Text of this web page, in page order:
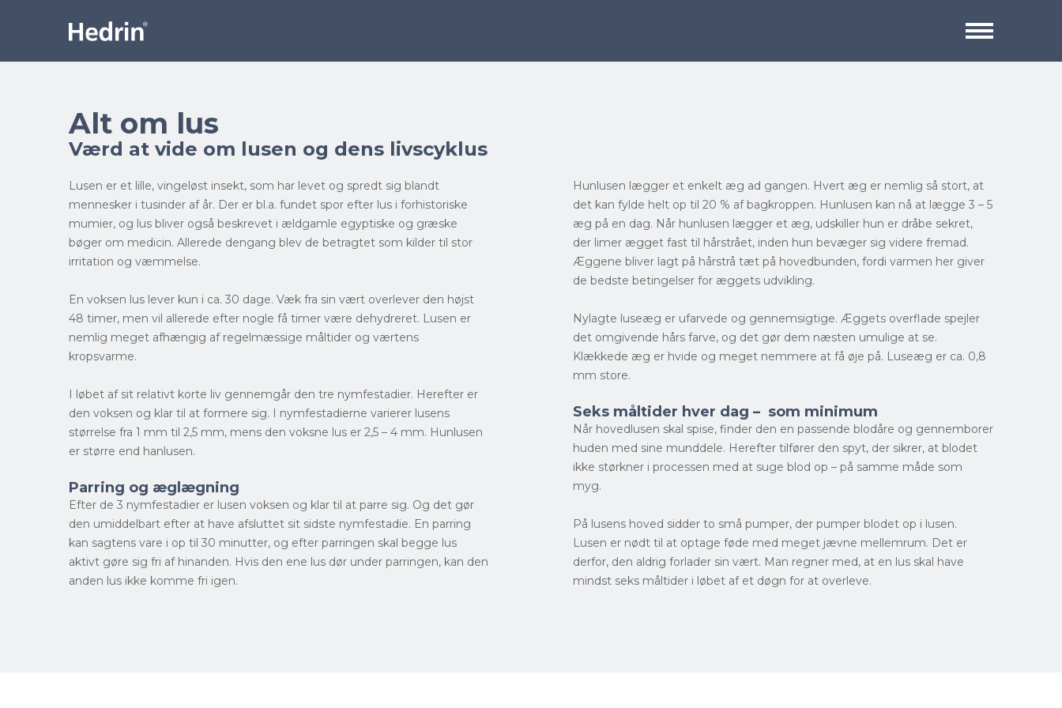
Alt om lus
Værd at vide om lusen og dens livscyklus
Lusen er et lille, vingeløst insekt, som har levet og spredt sig blandt
mennesker i tusinder af år. Der er bl.a. fundet spor efter lus i forhistoriske
mumier, og lus bliver også beskrevet i ældgamle egyptiske og græske
bøger om medicin. Allerede dengang blev de betragtet som kilder til stor
irritation og væmmelse.
En voksen lus lever kun i ca. 30 dage. Væk fra sin vært overlever den højst
48 timer, men vil allerede efter nogle få timer være dehydreret. Lusen er
nemlig meget afhængig af regelmæssige måltider og værtens
kropsvarme.
I løbet af sit relativt korte liv gennemgår den tre nymfestadier. Herefter er
den voksen og klar til at formere sig. I nymfestadierne varierer lusens
størrelse fra 1 mm til 2,5 mm, mens den voksne lus er 2,5 – 4 mm. Hunlusen
er større end hanlusen.
Parring og æglægning
Efter de 3 nymfestadier er lusen voksen og klar til at parre sig. Og det gør
den umiddelbart efter at have afsluttet sit sidste nymfestadie. En parring
kan sagtens vare i op til 30 minutter, og efter parringen skal begge lus
aktivt gøre sig fri af hinanden. Hvis den ene lus dør under parringen, kan den
anden lus ikke komme fri igen.
Hunlusen lægger et enkelt æg ad gangen. Hvert æg er nemlig så stort, at
det kan fylde helt op til 20 % af bagkroppen. Hunlusen kan nå at lægge 3 – 5
æg på en dag. Når hunlusen lægger et æg, udskiller hun er dråbe sekret,
der limer ægget fast til hårstrået, inden hun bevæger sig videre fremad.
Æggene bliver lagt på hårstrå tæt på hovedbunden, fordi varmen her giver
de bedste betingelser for æggets udvikling.
Nylagte luseæg er ufarvede og gennemsigtige. Æggets overflade spejler
det omgivende hårs farve, og det gør dem næsten umulige at se.
Klækkede æg er hvide og meget nemmere at få øje på. Luseæg er ca. 0,8
mm store.
Seks måltider hver dag – som minimum
Når hovedlusen skal spise, finder den en passende blodåre og gennemborer
huden med sine munddele. Herefter tilfører den spyt, der sikrer, at blodet
ikke størkner i processen med at suge blod op – på samme måde som
myg.
På lusens hoved sidder to små pumper, der pumper blodet op i lusen.
Lusen er nødt til at optage føde med meget jævne mellemrum. Det er
derfor, den aldrig forlader sin vært. Man regner med, at en lus skal have
mindst seks måltider i løbet af et døgn for at overleve.